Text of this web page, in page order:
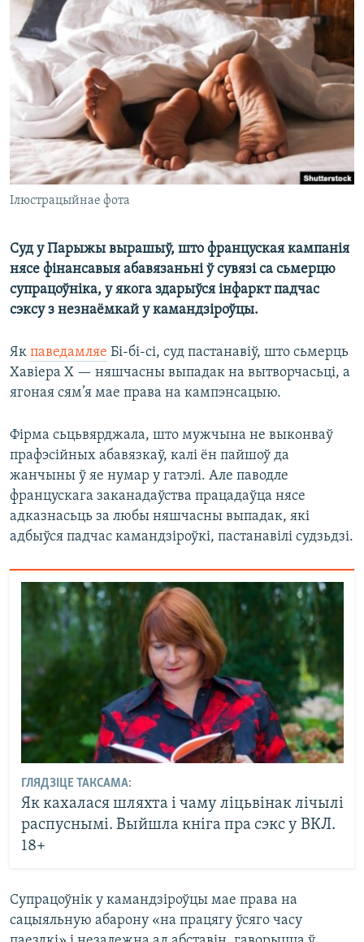
КУЛЬТУРА
КАЛЯНДАР
МОВА
НА ХВАЛЯХ СВАБОДЫ
Ілюстрацыйнае фота
Суд у Парыжы вырашыў, што француская кампанія
нясе фінансавыя абавязаньні ў сувязі са сьмерцю
супрацоўніка, у якога здарыўся інфаркт падчас
сэксу з незнаёмкай у камандзіроўцы.
Як паведамляе Бі-бі-сі, суд пастанавіў, што сьмерць
Хавіера Х — няшчасны выпадак на вытворчасьці, а
ягоная сям’я мае права на кампэнсацыю.
Фірма сьцьвярджала, што мужчына не выконваў
прафэсійных абавязкаў, калі ён пайшоў да
жанчыны ў яе нумар у гатэлі. Але паводле
францускага заканадаўства працадаўца нясе
адказнасьць за любы няшчасны выпадак, які
адбыўся падчас камандзіроўкі, пастанавілі судзьдзі.
ГЛЯДЗІЦЕ ТАКСАМА:
Як кахалася шляхта і чаму ліцьвінак лічылі
распуснымі. Выйшла кніга пра сэкс у ВКЛ.
18+
Супрацоўнік у камандзіроўцы мае права на
сацыяльную абарону «на працягу ўсяго часу